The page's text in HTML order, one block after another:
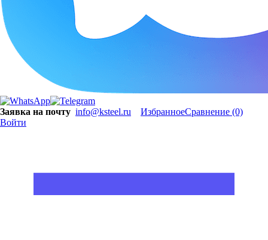
Заявка на почту info@ksteel.ru ИзбранноеСравнение (0)
Войти